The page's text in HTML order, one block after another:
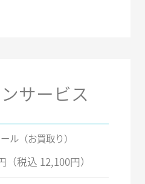
サービス
ル（お買取り）
（税込 12,100円）